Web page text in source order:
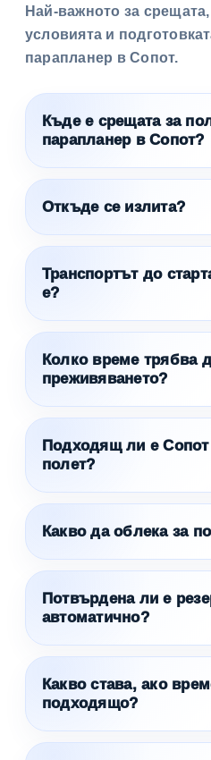
Най-важното за
условията и
парапланер в Сопот.
Къде е срещата за
парапланер в Сопот?
Откъде се излита?
Транспортът до
е?
Колко време трябва
преживяването?
Подходящ ли е Сопот
полет?
Какво да облека за
Потвърдена ли е
автоматично?
Какво става, ако
подходящо?